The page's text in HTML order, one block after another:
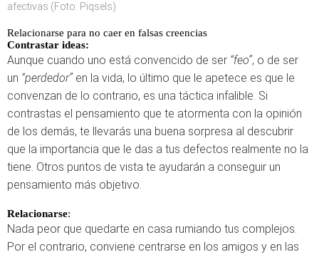
afectivas (Foto: Piqsels)
Relacionarse para no caer en falsas creencias
Contrastar ideas:
Aunque cuando uno está convencido de ser “feo”, o de ser
un “perdedor”en la vida, lo último que le apetece es que le
convenzan de lo contrario, es una táctica infalible. Si
contrastas el pensamiento que te atormenta con la opinión
de los demás, te llevarás una buena sorpresa al descubrir
que la importancia que le das a tus defectos realmente no la
tiene. Otros puntos de vista te ayudarán a conseguir un
pensamiento más objetivo.
Relacionarse:
Nada peor que quedarte en casa rumiando tus complejos.
Por el contrario, conviene centrarse en los amigos y en las